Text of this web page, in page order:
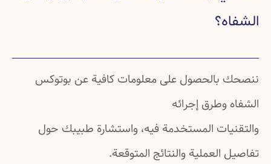
الشفاه؟
ننصحك بالحصول على معلومات كافية عن بوتوكس
الشفاه وطرق إجرائه
والتقنيات المستخدمة فيه، واستشارة طبيبك حول
تفاصيل العملية والنتائج المتوقعة.